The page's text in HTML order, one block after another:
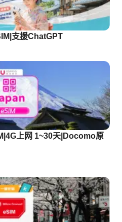
支援ChatGPT
上网 1~30天|Docomo原